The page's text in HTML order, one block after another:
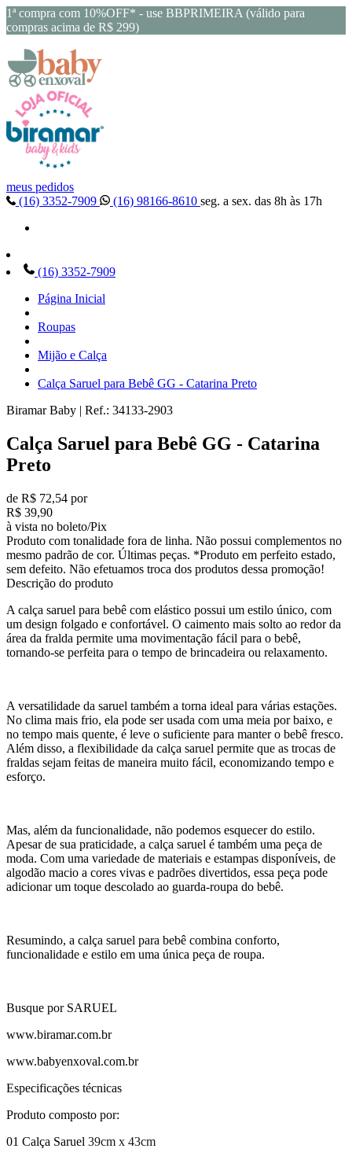
1ª compra com 10%OFF* - use BBPRIMEIRA (válido para
compras acima de R$ 299)
meus pedidos
(16) 3352-7909
(16) 98166-8610 seg. a sex. das 8h às 17h
(16) 3352-7909
Página Inicial
Roupas
Mijão e Calça
Calça Saruel para Bebê GG - Catarina Preto
Biramar Baby | Ref.: 34133-2903
Calça Saruel para Bebê GG - Catarina
Preto
de R$ 72,54 por
R$ 39,90
à vista no boleto/Pix
Produto com tonalidade fora de linha. Não possui complementos no
mesmo padrão de cor. Últimas peças. *Produto em perfeito estado,
sem defeito. Não efetuamos troca dos produtos dessa promoção!
Descrição do produto
A calça saruel para bebê com elástico possui um estilo único, com
um design folgado e confortável. O caimento mais solto ao redor da
área da fralda permite uma movimentação fácil para o bebê,
tornando-se perfeita para o tempo de brincadeira ou relaxamento.
A versatilidade da saruel também a torna ideal para várias estações.
No clima mais frio, ela pode ser usada com uma meia por baixo, e
no tempo mais quente, é leve o suficiente para manter o bebê fresco.
Além disso, a flexibilidade da calça saruel permite que as trocas de
fraldas sejam feitas de maneira muito fácil, economizando tempo e
esforço.
Mas, além da funcionalidade, não podemos esquecer do estilo.
Apesar de sua praticidade, a calça saruel é também uma peça de
moda. Com uma variedade de materiais e estampas disponíveis, de
algodão macio a cores vivas e padrões divertidos, essa peça pode
adicionar um toque descolado ao guarda-roupa do bebê.
Resumindo, a calça saruel para bebê combina conforto,
funcionalidade e estilo em uma única peça de roupa.
Busque por SARUEL
www.biramar.com.br
www.babyenxoval.com.br
Especificações técnicas
Produto composto por:
01 Calça Saruel 39cm x 43cm